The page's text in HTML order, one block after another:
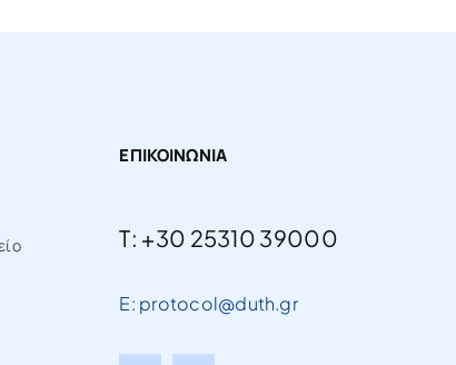
ΕΠΙΚΟΙΝΩΝΙΑ
T: +30 25310 39000
E: protocol@duth.gr